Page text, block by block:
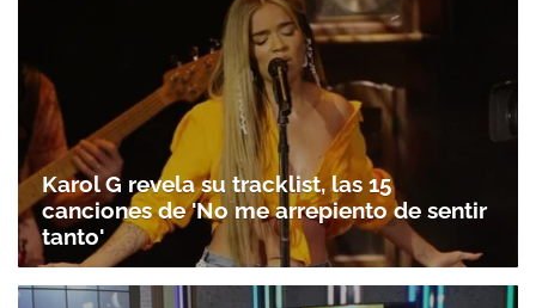
Karol G revela su tracklist, las 15
canciones de 'No me arrepiento de sentir
tanto'